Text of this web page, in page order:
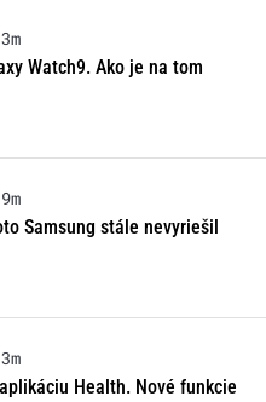
3m
Watch9. Ako je na tom
9m
Samsung stále nevyriešil
3m
Health. Nové funkcie